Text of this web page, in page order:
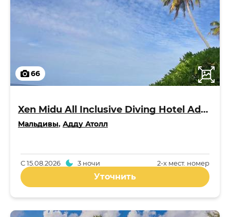
66
Xen Midu All Inclusive Diving Hotel Addu Maldives 3*
Мальдивы, Адду Атолл
2-x мест. номер
С15.08.2026 3 ночи
Уточнить